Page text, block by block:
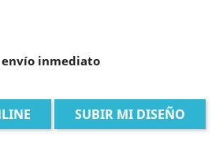
inmediato
SUBIR MI DISEÑO